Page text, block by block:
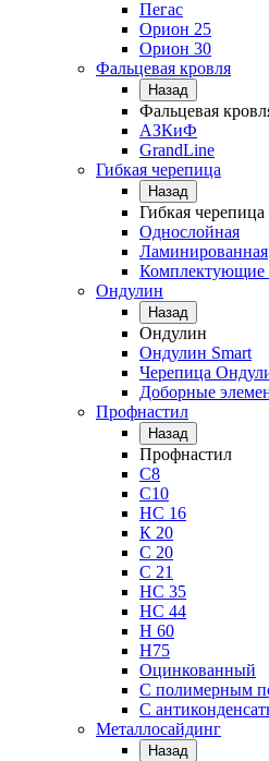
Пегас
Орион 25
Орион 30
Фальцевая кровля
Назад
Фальцевая
АЗКиФ
GrandLine
Гибкая черепица
Назад
Гибкая черепица
Однослойная
Ламинированная
Комплектующие
Ондулин
Назад
Ондулин
Ондулин Smart
Черепица
Доборные
Профнастил
Назад
Профнастил
С8
С10
НС 16
К 20
С 20
С 21
НС 35
НС 44
Н 60
Н75
Оцинкованный
С полимерным
С
Металлосайдинг
Назад